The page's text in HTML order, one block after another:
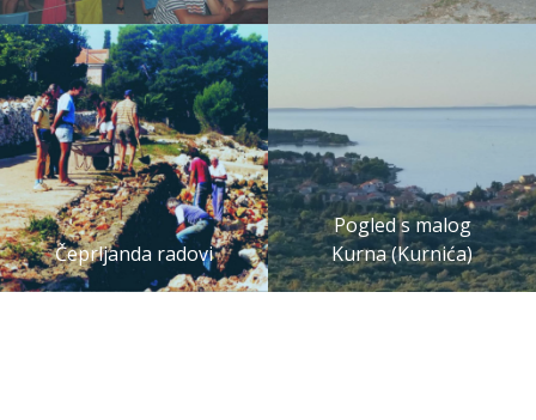
Čeprljanda radovi
Pogled s malog
Kurna (Kurnića)